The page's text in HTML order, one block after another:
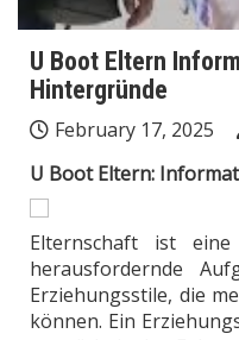
U Boot Eltern
Hintergründe
February 17, 2025
U Boot Eltern:
Elternschaft ist
herausfordernde
Erziehungsstile, die
können. Ein